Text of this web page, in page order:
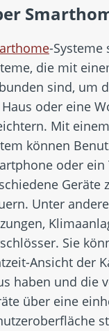
-
die mit
sind, um
oder eine
Mit
können
oder ein
Geräte
Unter
Sie
Ansicht der
haben und die
über eine